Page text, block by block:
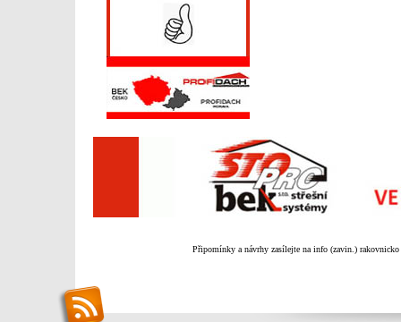
Připomínky a návrhy zasílejte na info (zavin.) rakovnicko